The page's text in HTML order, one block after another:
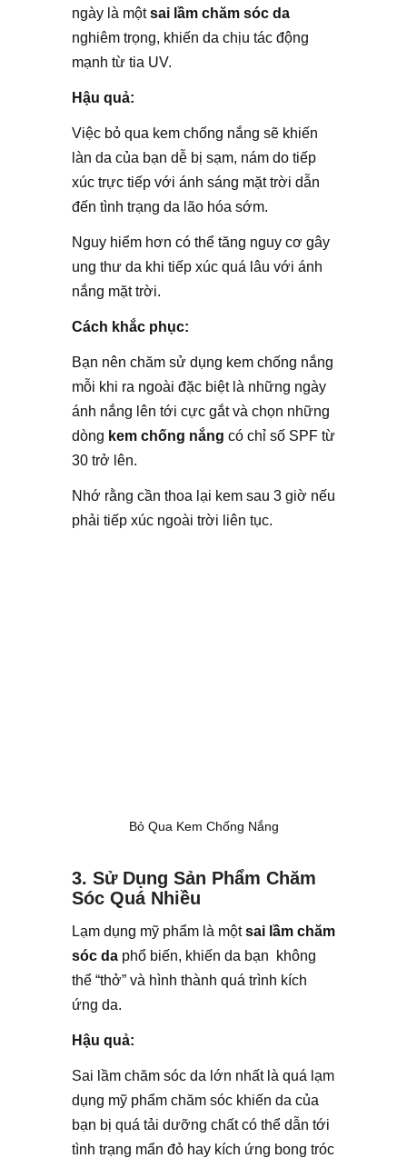
ngày là mộtsai lầm chăm sóc da
nghiêm trọng, khiến da chịu tác động
mạnh từ tia UV.
Hậu quả:
Việc bỏ qua kem chống nắng sẽ khiến
làn da của bạn dễ bị sạm, nám do tiếp
xúc trực tiếp với ánh sáng mặt trời dẫn
đến tình trạng da lão hóa sớm.
Nguy hiểm hơn có thể tăng nguy cơ gây
ung thư da khi tiếp xúc quá lâu với ánh
nắng mặt trời.
Cách khắc phục:
Bạn nên chăm sử dụng kem chống nắng
mỗi khi ra ngoài đặc biệt là những ngày
ánh nắng lên tới cực gắt và chọn những
dòng kem chống nắng có chỉ số SPF từ
30 trở lên.
Nhớ rằng cần thoa lại kem sau 3 giờ nếu
phải tiếp xúc ngoài trời liên tục.
Bỏ Qua Kem Chống Nắng
3. Sử Dụng Sản Phẩm Chăm
Sóc Quá Nhiều
Lạm dụng mỹ phẩm là mộtsai lầm chăm
sóc da phổ biến, khiến da bạn không
thể “thở” và hình thành quá trình kích
ứng da.
Hậu quả:
Sai lầm chăm sóc da lớn nhất là quá lạm
dụng mỹ phẩm chăm sóc khiến da của
bạn bị quá tải dưỡng chất có thể dẫn tới
tình trạng mẩn đỏ hay kích ứng bong tróc